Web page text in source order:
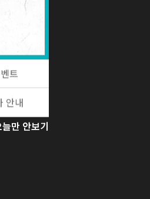
트
안내
만 안보기